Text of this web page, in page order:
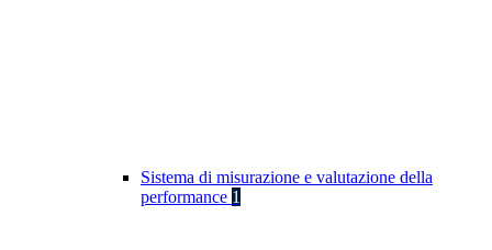
Sistema di misurazione e valutazione della
performance 1